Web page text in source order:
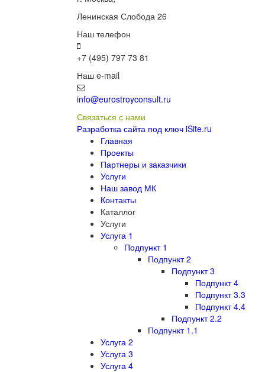
Ленинская Слобода 26
Наш телефон
+7 (495) 797 73 81
Наш e-mail
info@eurostroyconsult.ru
Связаться с нами
Разработка сайта под ключ iSite.ru
Главная
Проекты
Партнеры и заказчики
Услуги
Наш завод МК
Контакты
Каталлог
Услуги
Услуга 1
Подпункт 1
Подпункт 2
Подпункт 3
Подпункт 4
Подпункт 3.3
Подпункт 4.4
Подпункт 2.2
Подпункт 1.1
Услуга 2
Услуга 3
Услуга 4